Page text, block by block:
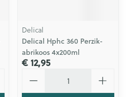
Delical
Delical Hphc 360 Perzik-
abrikoos 4x200ml
€ 12,95